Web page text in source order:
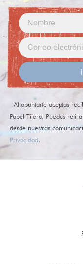
Al apuntarte aceptas
Papel Tijera. Puedes
desde nuestras
Privacidad.